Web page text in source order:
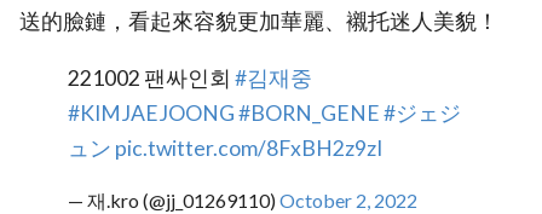
送的臉鏈，看起來容貌更加華麗、襯托迷人美貌！
221002 팬싸인회 #김재중
#KIMJAEJOONG#BORN_GENE#ジェジ
ュン pic.twitter.com/8FxBH2z9zI
— 재.kro (@jj_01269110)October 2, 2022